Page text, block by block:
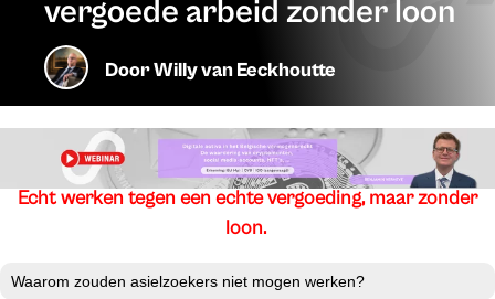
vergoede arbeid zonder loon
DoorWilly van Eeckhoutte
Echt werken tegen een echte vergoeding, maar zonder
loon.
Waarom zouden asielzoekers niet mogen werken?